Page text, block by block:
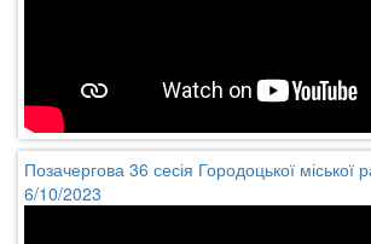
Позачергова 36 сесія Городоцької міської
6/10/2023